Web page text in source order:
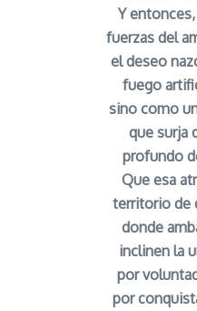
Y
fuerzas del
el deseo
fuego
sino como
que surja
profundo
Que esa
territorio de
donde
inclinen la
por
por